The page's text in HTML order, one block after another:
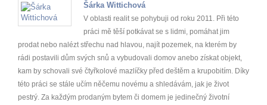
Šárka Wittichová
V oblasti realit se pohybuji od roku 2011. Při této
práci mě těší potkávat se s lidmi, pomáhat jim
prodat nebo nalézt střechu nad hlavou, najít pozemek, na kterém by
rádi postavili dům svých snů a vybudovali domov anebo získat objekt,
kam by schovali své čtyřkolové mazlíčky před deštěm a krupobitím. Díky
této práci se stále učím něčemu novému a shledávám, jak je život
pestrý. Za každým prodaným bytem či domem je jedinečný životní